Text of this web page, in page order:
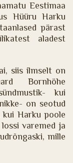
Eestimaa
Hüüru Harku
pärast
aladest
siis ilmselt on
Bornhöhe
kui
on seotud
kui Harku poole
varemed ja
mille